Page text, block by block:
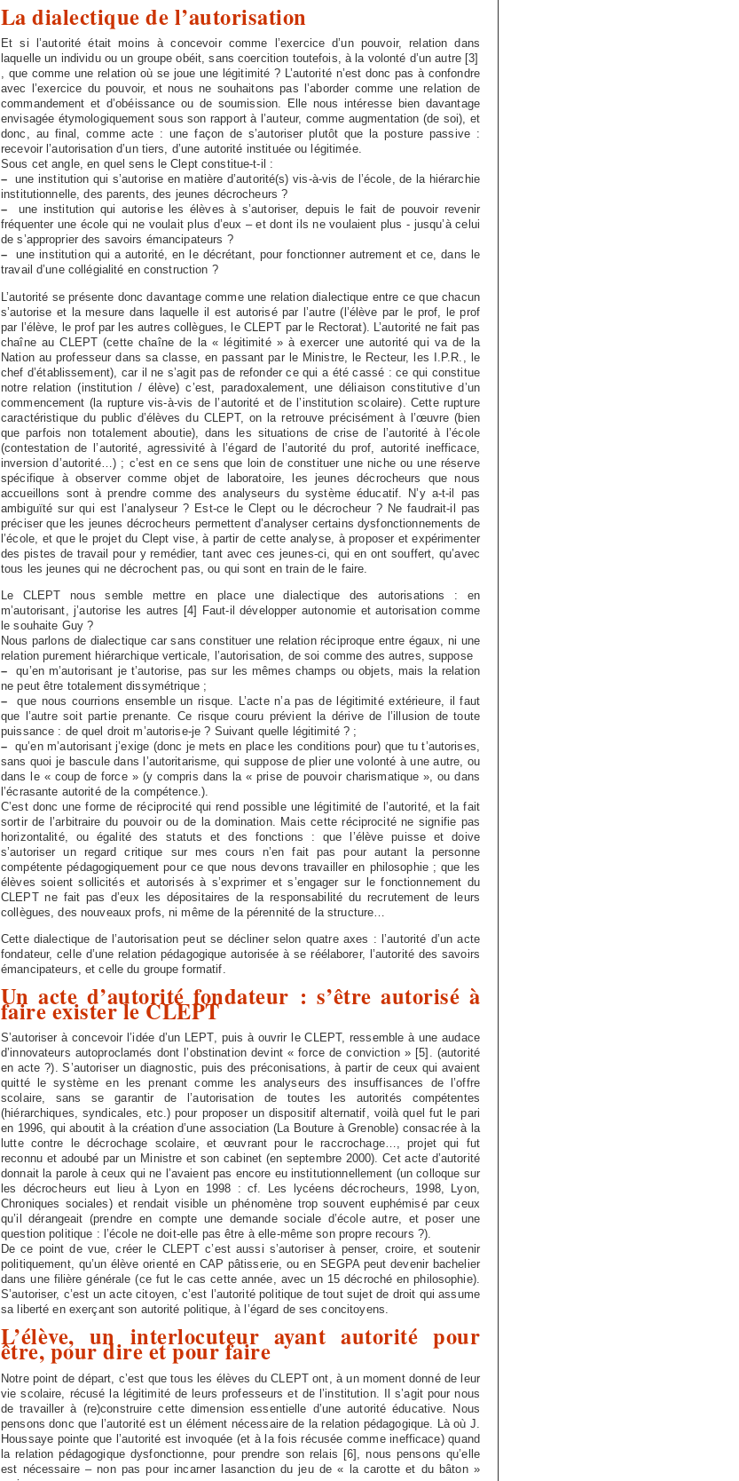
La dialectique de l’autorisation
Et si l’autorité était moins à concevoir comme l’exercice d’un pouvoir, relation dans
laquelle un individu ou un groupe obéit, sans coercition toutefois, à la volonté d’un autre [3]
, que comme une relation où se joue une légitimité ? L’autorité n’est donc pas à confondre
avec l’exercice du pouvoir, et nous ne souhaitons pas l’aborder comme une relation de
commandement et d’obéissance ou de soumission. Elle nous intéresse bien davantage
envisagée étymologiquement sous son rapport à l’auteur, comme augmentation (de soi), et
donc, au final, comme acte : une façon de s’autoriser plutôt que la posture passive :
recevoir l’autorisation d’un tiers, d’une autorité instituée ou légitimée.
Sous cet angle, en quel sens le Clept constitue-t-il :
– une institution qui s’autorise en matière d’autorité(s) vis-à-vis de l’école, de la hiérarchie
institutionnelle, des parents, des jeunes décrocheurs ?
– une institution qui autorise les élèves à s’autoriser, depuis le fait de pouvoir revenir
fréquenter une école qui ne voulait plus d’eux – et dont ils ne voulaient plus - jusqu’à celui
de s’approprier des savoirs émancipateurs ?
– une institution qui a autorité, en le décrétant, pour fonctionner autrement et ce, dans le
travail d’une collégialité en construction ?
L’autorité se présente donc davantage comme une relation dialectique entre ce que chacun
s’autorise et la mesure dans laquelle il est autorisé par l’autre (l’élève par le prof, le prof
par l’élève, le prof par les autres collègues, le CLEPT par le Rectorat). L’autorité ne fait pas
chaîne au CLEPT (cette chaîne de la « légitimité » à exercer une autorité qui va de la
Nation au professeur dans sa classe, en passant par le Ministre, le Recteur, les I.P.R., le
chef d’établissement), car il ne s’agit pas de refonder ce qui a été cassé : ce qui constitue
notre relation (institution / élève) c’est, paradoxalement, une déliaison constitutive d’un
commencement (la rupture vis-à-vis de l’autorité et de l’institution scolaire). Cette rupture
caractéristique du public d’élèves du CLEPT, on la retrouve précisément à l’œuvre (bien
que parfois non totalement aboutie), dans les situations de crise de l’autorité à l’école
(contestation de l’autorité, agressivité à l’égard de l’autorité du prof, autorité inefficace,
inversion d’autorité…) ; c’est en ce sens que loin de constituer une niche ou une réserve
spécifique à observer comme objet de laboratoire, les jeunes décrocheurs que nous
accueillons sont à prendre comme des analyseurs du système éducatif. N’y a-t-il pas
ambiguïté sur qui est l’analyseur ? Est-ce le Clept ou le décrocheur ? Ne faudrait-il pas
préciser que les jeunes décrocheurs permettent d’analyser certains dysfonctionnements de
l’école, et que le projet du Clept vise, à partir de cette analyse, à proposer et expérimenter
des pistes de travail pour y remédier, tant avec ces jeunes-ci, qui en ont souffert, qu’avec
tous les jeunes qui ne décrochent pas, ou qui sont en train de le faire.
Le CLEPT nous semble mettre en place une dialectique des autorisations : en
m’autorisant, j’autorise les autres [4] Faut-il développer autonomie et autorisation comme
le souhaite Guy ?
Nous parlons de dialectique car sans constituer une relation réciproque entre égaux, ni une
relation purement hiérarchique verticale, l’autorisation, de soi comme des autres, suppose
– qu’en m’autorisant je t’autorise, pas sur les mêmes champs ou objets, mais la relation
ne peut être totalement dissymétrique ;
– que nous courrions ensemble un risque. L’acte n’a pas de légitimité extérieure, il faut
que l’autre soit partie prenante. Ce risque couru prévient la dérive de l’illusion de toute
puissance : de quel droit m’autorise-je ? Suivant quelle légitimité ? ;
– qu’en m’autorisant j’exige (donc je mets en place les conditions pour) que tu t’autorises,
sans quoi je bascule dans l’autoritarisme, qui suppose de plier une volonté à une autre, ou
dans le « coup de force » (y compris dans la « prise de pouvoir charismatique », ou dans
l’écrasante autorité de la compétence.).
C’est donc une forme de réciprocité qui rend possible une légitimité de l’autorité, et la fait
sortir de l’arbitraire du pouvoir ou de la domination. Mais cette réciprocité ne signifie pas
horizontalité, ou égalité des statuts et des fonctions : que l’élève puisse et doive
s’autoriser un regard critique sur mes cours n’en fait pas pour autant la personne
compétente pédagogiquement pour ce que nous devons travailler en philosophie ; que les
élèves soient sollicités et autorisés à s’exprimer et s’engager sur le fonctionnement du
CLEPT ne fait pas d’eux les dépositaires de la responsabilité du recrutement de leurs
collègues, des nouveaux profs, ni même de la pérennité de la structure…
Cette dialectique de l’autorisation peut se décliner selon quatre axes : l’autorité d’un acte
fondateur, celle d’une relation pédagogique autorisée à se réélaborer, l’autorité des savoirs
émancipateurs, et celle du groupe formatif.
Un acte d’autorité fondateur : s’être autorisé à
faire exister le CLEPT
S’autoriser à concevoir l’idée d’un LEPT, puis à ouvrir le CLEPT, ressemble à une audace
d’innovateurs autoproclamés dont l’obstination devint « force de conviction » [5] . (autorité
en acte ?). S’autoriser un diagnostic, puis des préconisations, à partir de ceux qui avaient
quitté le système en les prenant comme les analyseurs des insuffisances de l’offre
scolaire, sans se garantir de l’autorisation de toutes les autorités compétentes
(hiérarchiques, syndicales, etc.) pour proposer un dispositif alternatif, voilà quel fut le pari
en 1996, qui aboutit à la création d’une association (La Bouture à Grenoble) consacrée à la
lutte contre le décrochage scolaire, et œuvrant pour le raccrochage…, projet qui fut
reconnu et adoubé par un Ministre et son cabinet (en septembre 2000). Cet acte d’autorité
donnait la parole à ceux qui ne l’avaient pas encore eu institutionnellement (un colloque sur
les décrocheurs eut lieu à Lyon en 1998 : cf. Les lycéens décrocheurs, 1998, Lyon,
Chroniques sociales) et rendait visible un phénomène trop souvent euphémisé par ceux
qu’il dérangeait (prendre en compte une demande sociale d’école autre, et poser une
question politique : l’école ne doit-elle pas être à elle-même son propre recours ?).
De ce point de vue, créer le CLEPT c’est aussi s’autoriser à penser, croire, et soutenir
politiquement, qu’un élève orienté en CAP pâtisserie, ou en SEGPA peut devenir bachelier
dans une filière générale (ce fut le cas cette année, avec un 15 décroché en philosophie).
S’autoriser, c’est un acte citoyen, c’est l’autorité politique de tout sujet de droit qui assume
sa liberté en exerçant son autorité politique, à l’égard de ses concitoyens.
L’élève, un interlocuteur ayant autorité pour
être, pour dire et pour faire
Notre point de départ, c’est que tous les élèves du CLEPT ont, à un moment donné de leur
vie scolaire, récusé la légitimité de leurs professeurs et de l’institution. Il s’agit pour nous
de travailler à (re)construire cette dimension essentielle d’une autorité éducative. Nous
pensons donc que l’autorité est un élément nécessaire de la relation pédagogique. Là où J.
Houssaye pointe que l’autorité est invoquée (et à la fois récusée comme inefficace) quand
la relation pédagogique dysfonctionne, pour prendre son relais [6] , nous pensons qu’elle
est nécessaire – non pas pour incarner lasanction du jeu de « la carotte et du bâton »